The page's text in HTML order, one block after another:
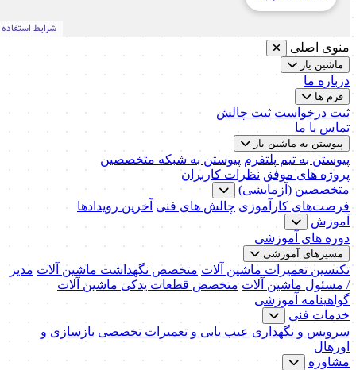
منوی اصلی
ماشین یار
درباره ما
فرم ها
ثبت درخواست ثبت چالش
تماس با ما
پیوستن به ماشین یار
پیوستن به تیم پلتفرم پیوستن به شبکه متخصصین
پروژه های موفق نظرات کاربران
متخصصین (آزمایشی)
فرصت‌های کارآموزی چالش های فنی آخرین رویدادها
آموزش
دوره های آموزشی
مسیرهای آموزشی
تکنسین تعمیرات ماشین آلات متخصص نگهداشت ماشین آلات مدیر
/ مسئول ماشین آلات متخصص قطعات یدکی ماشین آلات
گواهینامه آموزشی
خدمات فنی
سرویس و نگهداری عیب یابی و تعمیرات تخصصی بازسازی و
اورهال
مشاوره